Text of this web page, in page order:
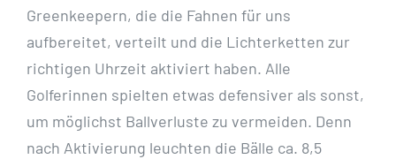
Greenkeepern, die die Fahnen für uns
aufbereitet, verteilt und die Lichterketten zur
richtigen Uhrzeit aktiviert haben. Alle
Golferinnen spielten etwas defensiver als sonst,
um möglichst Ballverluste zu vermeiden. Denn
nach Aktivierung leuchten die Bälle ca. 8,5